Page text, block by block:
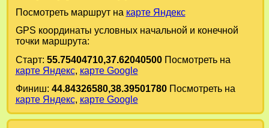
Посмотреть маршрут на карте Яндекс
GPS координаты условных начальной и конечной
точки маршрута:
Старт: 55.75404710,37.62040500Посмотреть на
карте Яндекс, карте Google
Финиш: 44.84326580,38.39501780Посмотреть на
карте Яндекс, карте Google